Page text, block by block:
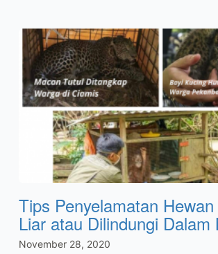
Tips Penyelamatan
Liar atau Dilindungi Dalam
November 28, 2020